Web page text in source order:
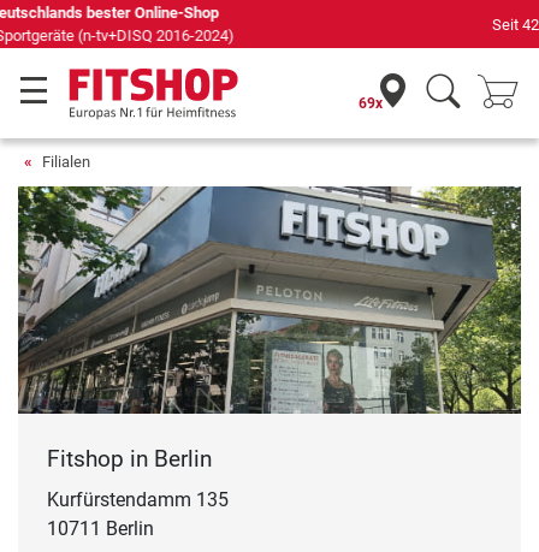
Seit 42 Jahren Ihr Experte für Heimfitness
69x
Filialen
Fitshop in Berlin
Kurfürstendamm 135
10711 Berlin